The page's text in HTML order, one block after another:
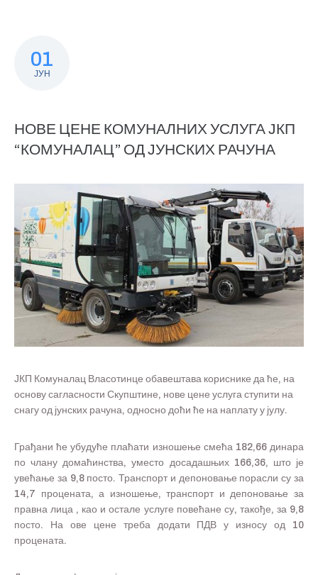
01
ЈУН
НОВЕ ЦЕНЕ КОМУНАЛНИХ УСЛУГА ЈКП
“КОМУНАЛАЦ” ОД ЈУНСКИХ РАЧУНА
ЈКП Комуналац Власотинце обавештава кориснике да ће, на
основу сагласности Скупштине, нове цене услуга ступити на
снагу од јунских рачуна, односно доћи ће на наплату у јулу.
Грађани ће убудуће плаћати изношење смећа 182,66 динара
по члану домаћинства, уместо досадашњих 166,36, што је
увећање за 9,8 посто. Транспорт и депоновање порасли су за
14,7 процената, а изношење, транспорт и депоновање за
правна лица , као и остале услуге повећане су, такође, за 9,8
посто. На ове цене треба додати ПДВ у износу од 10
процената.